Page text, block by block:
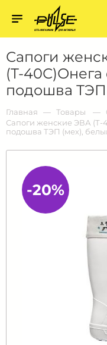
Сапоги
(Т-
подошва
пульс:
сеть
магазинов
для
активных
Барнауле:
Главная Товары
Сапоги женские ЭВА (Т-
подошва ТЭП (мех),
-20%